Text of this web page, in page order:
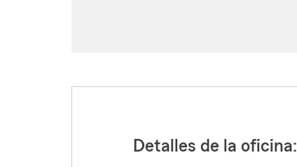
Detalles de la oficina: